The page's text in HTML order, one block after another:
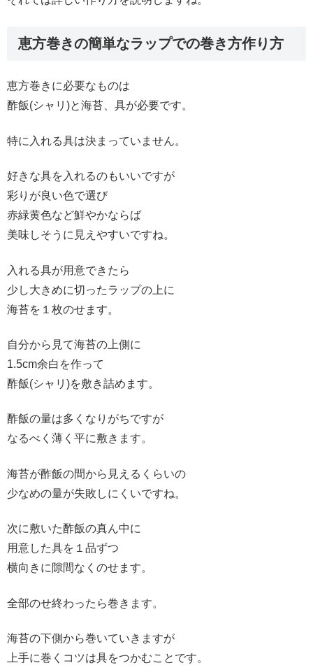
恵方巻きの簡単なラップでの巻き方作り方
恵方巻きに必要なものは
酢飯(シャリ)と海苔、具が必要です。
特に入れる具は決まっていません。
好きな具を入れるのもいいですが
彩りが良い色で選び
赤緑黄色など鮮やかならば
美味しそうに見えやすいですね。
入れる具が用意できたら
少し大きめに切ったラップの上に
海苔を１枚のせます。
自分から見て海苔の上側に
1.5cm余白を作って
酢飯(シャリ)を敷き詰めます。
酢飯の量は多くなりがちですが
なるべく薄く平に敷きます。
海苔が酢飯の間から見えるくらいの
少なめの量が失敗しにくいですね。
次に敷いた酢飯の真ん中に
用意した具を１品ずつ
横向きに隙間なくのせます。
全部のせ終わったら巻きます。
海苔の下側から巻いていきますが
上手に巻くコツは具をつかむことです。